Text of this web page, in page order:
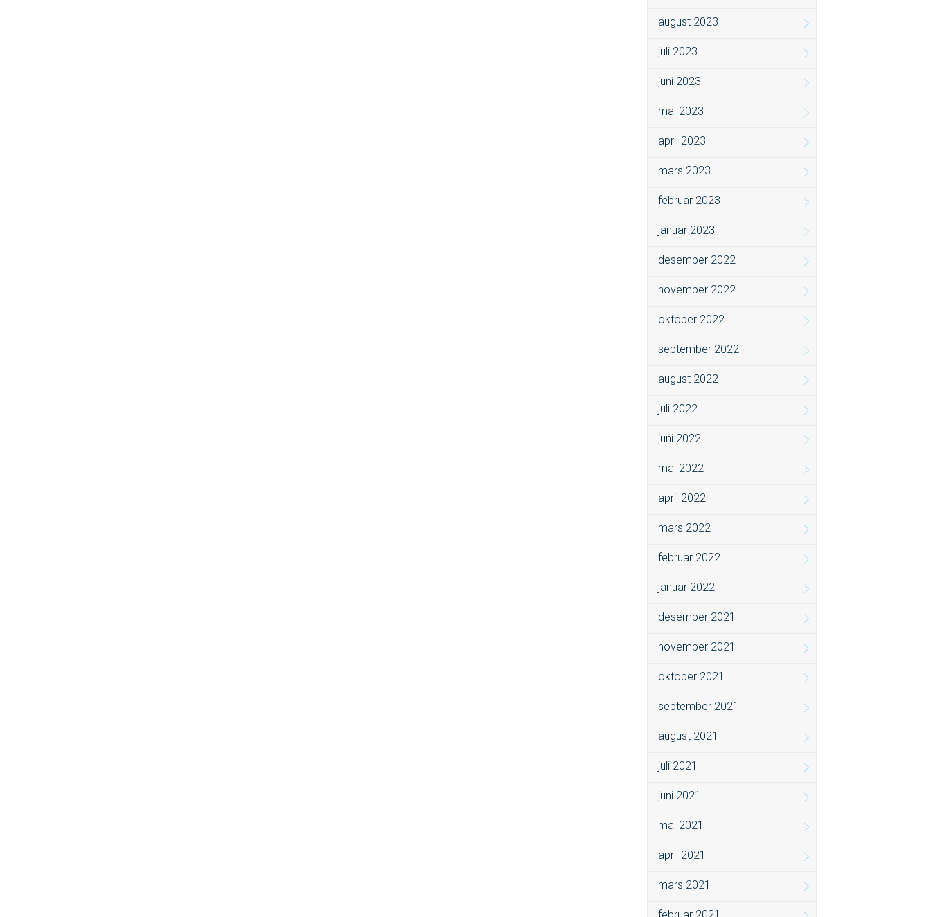
august 2023
juli 2023
juni 2023
mai 2023
april 2023
mars 2023
februar 2023
januar 2023
desember 2022
november 2022
oktober 2022
september 2022
august 2022
juli 2022
juni 2022
mai 2022
april 2022
mars 2022
februar 2022
januar 2022
desember 2021
november 2021
oktober 2021
september 2021
august 2021
juli 2021
juni 2021
mai 2021
april 2021
mars 2021